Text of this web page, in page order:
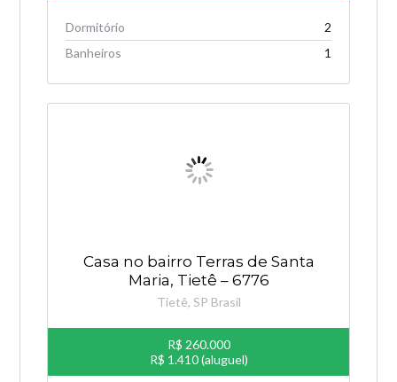
Dormitório
2
Banheiros
1
Casa no bairro Terras de Santa
Maria, Tietê – 6776
Tietê, SP Brasil
R$ 260.000
R$ 1.410 (aluguel)